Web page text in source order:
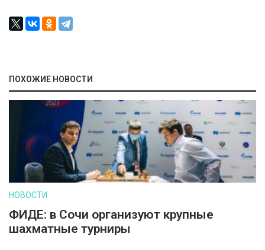
ПОХОЖИЕ НОВОСТИ
НОВОСТИ
ФИДЕ: в Сочи организуют крупные
шахматные турниры